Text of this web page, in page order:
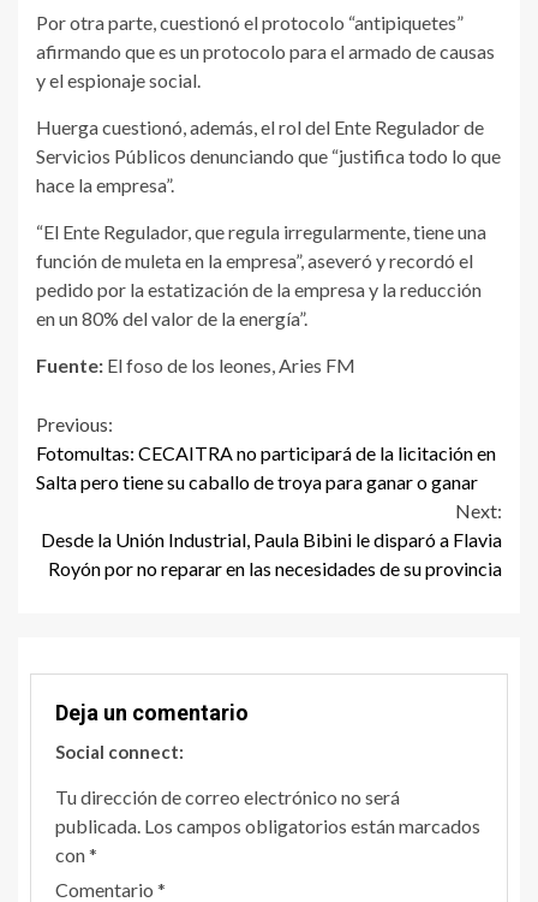
Por otra parte, cuestionó el protocolo “antipiquetes”
afirmando que es un protocolo para el armado de causas
y el espionaje social.
Huerga cuestionó, además, el rol del Ente Regulador de
Servicios Públicos denunciando que “justifica todo lo que
hace la empresa”.
“El Ente Regulador, que regula irregularmente, tiene una
función de muleta en la empresa”, aseveró y recordó el
pedido por la estatización de la empresa y la reducción
en un 80% del valor de la energía”.
Fuente: El foso de los leones, Aries FM
Continue
Reading
Previous:
Fotomultas: CECAITRA no participará de la licitación en
Salta pero tiene su caballo de troya para ganar o ganar
Next:
Desde la Unión Industrial, Paula Bibini le disparó a Flavia
Royón por no reparar en las necesidades de su provincia
Deja un comentario
Social connect:
Tu dirección de correo electrónico no será
publicada. Los campos obligatorios están marcados
con*
Comentario *